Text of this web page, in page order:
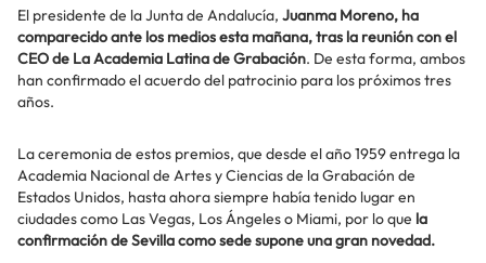
El presidente de la Junta de Andalucía, Juanma Moreno, ha
comparecido ante los medios esta mañana, tras la reunión con el
CEO de La Academia Latina de Grabación. De esta forma, ambos
han confirmado el acuerdo del patrocinio para los próximos tres
años.
La ceremonia de estos premios, que desde el año 1959 entrega la
Academia Nacional de Artes y Ciencias de la Grabación de
Estados Unidos, hasta ahora siempre había tenido lugar en
ciudades como Las Vegas, Los Ángeles o Miami, por lo que la
confirmación de Sevilla como sede supone una gran novedad.